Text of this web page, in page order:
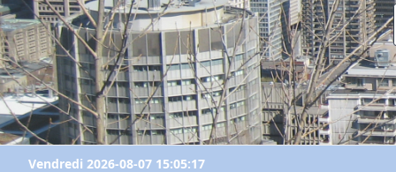
Vendredi 2026-08-07 15:05:17